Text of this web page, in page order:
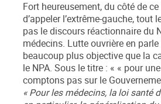
Fort heureusement, du côté de
d’appeler l’extrême-gauche, tout
pas le discours réactionnaire du
médecins. Lutte ouvrière en
beaucoup plus objective que la
le NPA. Sous le titre : « « pour
comptons pas sur le
« Pour les médecins, la loi santé